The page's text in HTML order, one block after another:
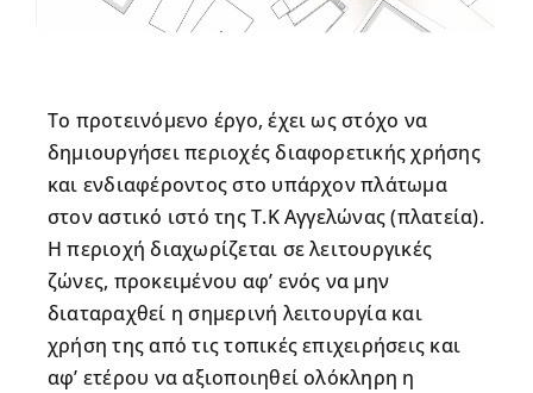
Το προτεινόμενο έργο, έχει ως στόχο να
δημιουργήσει περιοχές διαφορετικής χρήσης
και ενδιαφέροντος στο υπάρχον πλάτωμα
στον αστικό ιστό της Τ.Κ Αγγελώνας (πλατεία).
Η περιοχή διαχωρίζεται σε λειτουργικές
ζώνες, προκειμένου αφ’ ενός να μην
διαταραχθεί η σημερινή λειτουργία και
χρήση της από τις τοπικές επιχειρήσεις και
αφ’ ετέρου να αξιοποιηθεί ολόκληρη η